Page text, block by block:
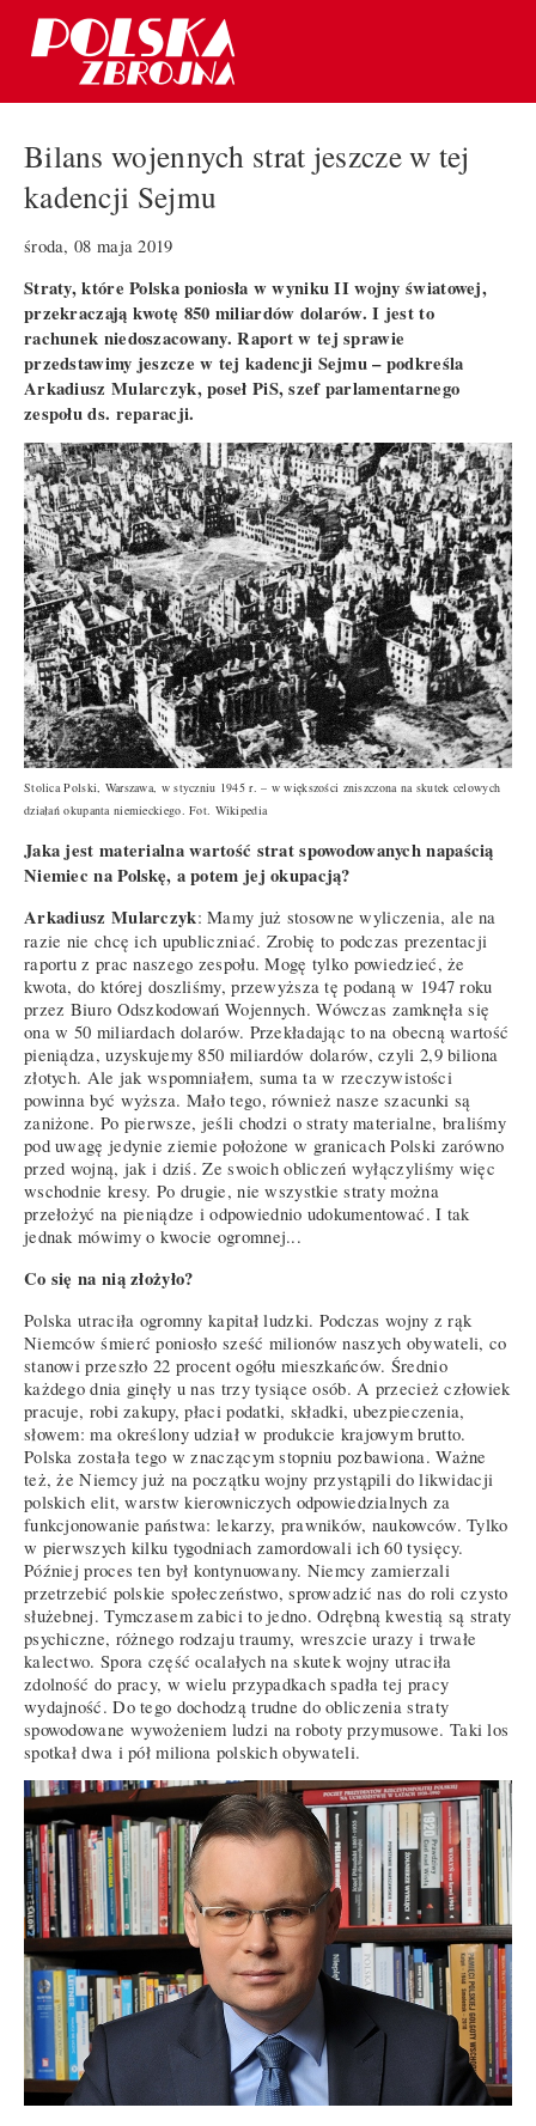
Bilans wojennych strat jeszcze w tej
kadencji Sejmu
środa, 08 maja 2019
Straty, które Polska poniosła w wyniku II wojny światowej,
przekraczają kwotę 850 miliardów dolarów. I jest to
rachunek niedoszacowany. Raport w tej sprawie
przedstawimy jeszcze w tej kadencji Sejmu – podkreśla
Arkadiusz Mularczyk, poseł PiS, szef parlamentarnego
zespołu ds. reparacji.
Stolica Polski, Warszawa, w styczniu 1945 r. – w większości zniszczona na skutek celowych
działań okupanta niemieckiego. Fot. Wikipedia
Jaka jest materialna wartość strat spowodowanych napaścią
Niemiec na Polskę, a potem jej okupacją?
Arkadiusz Mularczyk: Mamy już stosowne wyliczenia, ale na
razie nie chcę ich upubliczniać. Zrobię to podczas prezentacji
raportu z prac naszego zespołu. Mogę tylko powiedzieć, że
kwota, do której doszliśmy, przewyższa tę podaną w 1947 roku
przez Biuro Odszkodowań Wojennych. Wówczas zamknęła się
ona w 50 miliardach dolarów. Przekładając to na obecną wartość
pieniądza, uzyskujemy 850 miliardów dolarów, czyli 2,9 biliona
złotych. Ale jak wspomniałem, suma ta w rzeczywistości
powinna być wyższa. Mało tego, również nasze szacunki są
zaniżone. Po pierwsze, jeśli chodzi o straty materialne, braliśmy
pod uwagę jedynie ziemie położone w granicach Polski zarówno
przed wojną, jak i dziś. Ze swoich obliczeń wyłączyliśmy więc
wschodnie kresy. Po drugie, nie wszystkie straty można
przełożyć na pieniądze i odpowiednio udokumentować. I tak
jednak mówimy o kwocie ogromnej...
Co się na nią złożyło?
Polska utraciła ogromny kapitał ludzki. Podczas wojny z rąk
Niemców śmierć poniosło sześć milionów naszych obywateli, co
stanowi przeszło 22 procent ogółu mieszkańców. Średnio
każdego dnia ginęły u nas trzy tysiące osób. A przecież człowiek
pracuje, robi zakupy, płaci podatki, składki, ubezpieczenia,
słowem: ma określony udział w produkcie krajowym brutto.
Polska została tego w znaczącym stopniu pozbawiona. Ważne
też, że Niemcy już na początku wojny przystąpili do likwidacji
polskich elit, warstw kierowniczych odpowiedzialnych za
funkcjonowanie państwa: lekarzy, prawników, naukowców. Tylko
w pierwszych kilku tygodniach zamordowali ich 60 tysięcy.
Później proces ten był kontynuowany. Niemcy zamierzali
przetrzebić polskie społeczeństwo, sprowadzić nas do roli czysto
służebnej. Tymczasem zabici to jedno. Odrębną kwestią są straty
psychiczne, różnego rodzaju traumy, wreszcie urazy i trwałe
kalectwo. Spora część ocalałych na skutek wojny utraciła
zdolność do pracy, w wielu przypadkach spadła tej pracy
wydajność. Do tego dochodzą trudne do obliczenia straty
spowodowane wywożeniem ludzi na roboty przymusowe. Taki los
spotkał dwa i pół miliona polskich obywateli.